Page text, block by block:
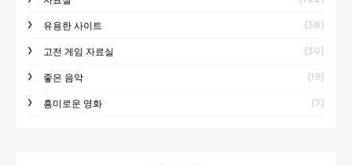
유용한 사이트 (38)
고전 게임 자료실 (30)
좋은 음악 (19)
흥미로운 영화 (7)